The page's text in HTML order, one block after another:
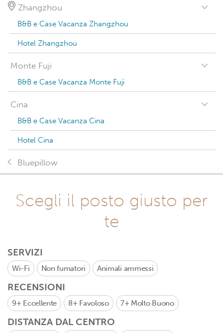
Zhangzhou
B&B e Case Vacanza Zhangzhou
Hotel Zhangzhou
Monte Fuji
B&B e Case Vacanza Monte Fuji
Cina
B&B e Case Vacanza Cina
Hotel Cina
Bluepillow
Scegli il posto giusto per
te
SERVIZI
Wi-Fi Non fumatori Animali ammessi
RECENSIONI
9+ Eccellente 8+ Favoloso 7+ Molto Buono
DISTANZA DAL CENTRO